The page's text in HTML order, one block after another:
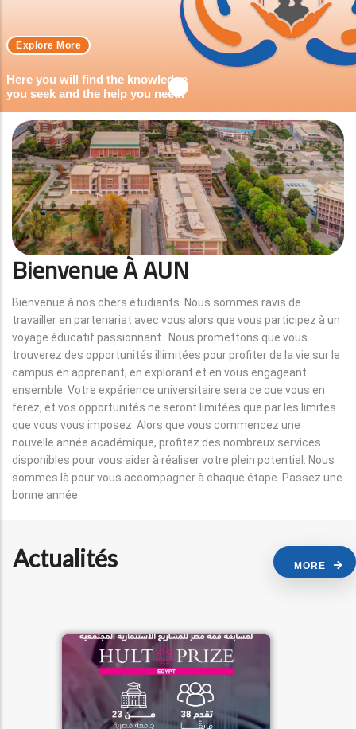
Here you will find the knowledge
you seek and the help you need.
Explore More
Bienvenue À AUN
Bienvenue à nos chers étudiants. Nous sommes ravis de
travailler en partenariat avec vous alors que vous participez à un
voyage éducatif passionnant . Nous promettons que vous
trouverez des opportunités illimitées pour profiter de la vie sur le
campus en apprenant, en explorant et en vous engageant
ensemble. Votre expérience universitaire sera ce que vous en
ferez, et vos opportunités ne seront limitées que par les limites
que vous vous imposez. Alors que vous commencez une
nouvelle année académique, profitez des nombreux services
disponibles pour vous aider à réaliser votre plein potentiel. Nous
sommes là pour vous accompagner à chaque étape. Passez une
bonne année.
Actualités MORE